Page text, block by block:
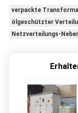
verpackte
ölgeschützter
Netzverteilungs-